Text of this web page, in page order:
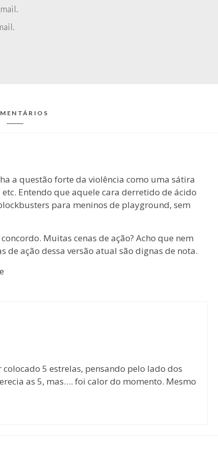
a questão forte da violência como uma sátira
Entendo que aquele cara derretido de ácido
para meninos de playground, sem
Muitas cenas de ação? Acho que nem
ação dessa versão atual são dignas de nota.
5 estrelas, pensando pelo lado dos
as 5, mas…. foi calor do momento. Mesmo